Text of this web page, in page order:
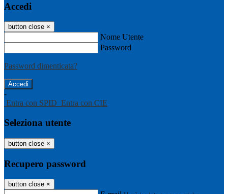
Accedi
button close ×
Nome Utente
Password
Password dimenticata?
-
Entra con SPID Entra con CIE
Seleziona utente
button close ×
Recupero password
button close ×